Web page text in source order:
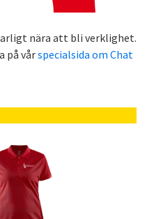
nära att bli verklighet.
på vårspecialsida om Chat